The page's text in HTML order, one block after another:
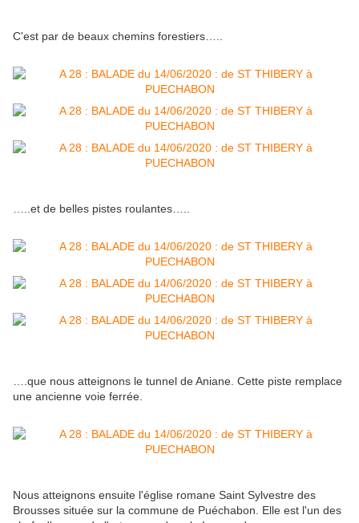
C'est par de beaux chemins forestiers…..
…..et de belles pistes roulantes…..
….que nous atteignons le tunnel de Aniane. Cette piste remplace
une ancienne voie ferrée.
Nous atteignons ensuite l'église romane Saint Sylvestre des
Brousses située sur la commune de Puéchabon. Elle est l'un des